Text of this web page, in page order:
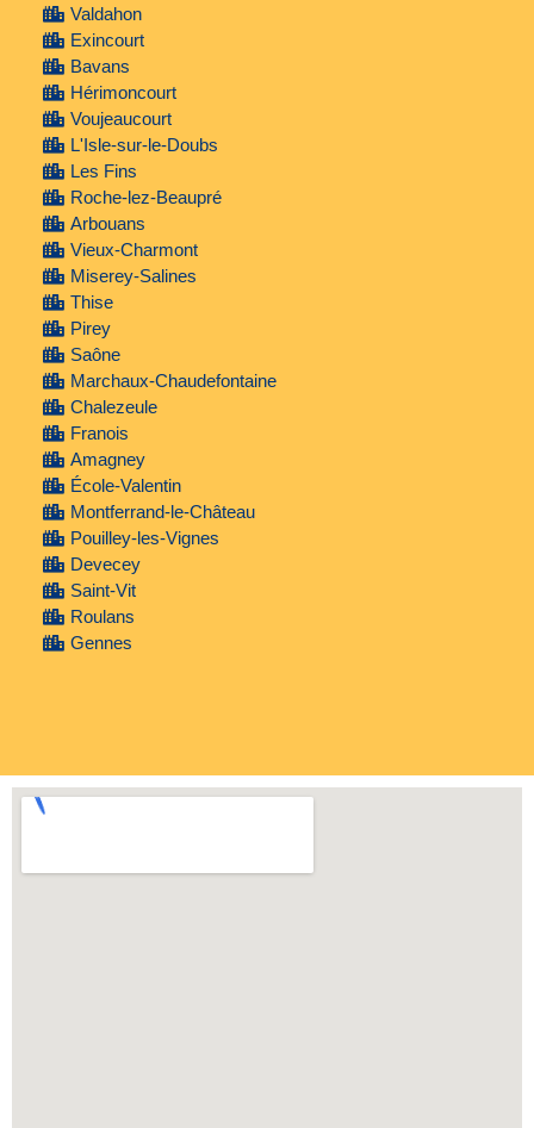
Valdahon
Exincourt
Bavans
Hérimoncourt
Voujeaucourt
L'Isle-sur-le-Doubs
Les Fins
Roche-lez-Beaupré
Arbouans
Vieux-Charmont
Miserey-Salines
Thise
Pirey
Saône
Marchaux-Chaudefontaine
Chalezeule
Franois
Amagney
École-Valentin
Montferrand-le-Château
Pouilley-les-Vignes
Devecey
Saint-Vit
Roulans
Gennes